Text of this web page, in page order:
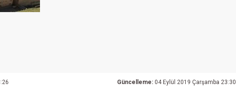
Güncelleme: 04 Eylül 2019 Çarşamba 23:30